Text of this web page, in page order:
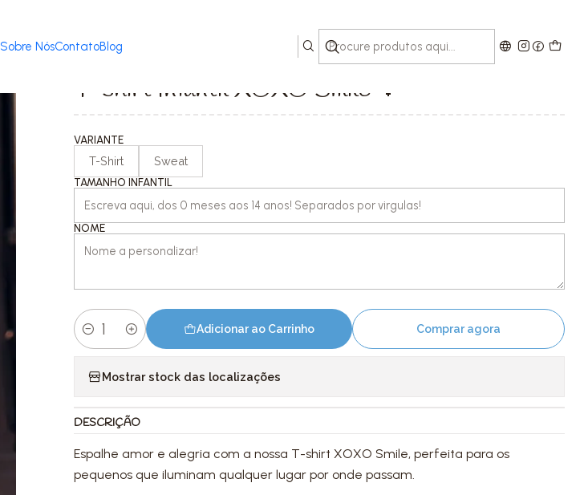
Sobre NósContatoBlog
T-shirt Infantil XOXO Smile 💖
VARIANTE
T-Shirt Sweat
TAMANHO INFANTIL
NOME
Quantidade
Adicionar ao Carrinho Comprar agora
Mostrar stock das localizações
DESCRIÇÃO
Espalhe amor e alegria com a nossa T-shirt XOXO Smile, perfeita para os
pequenos que iluminam qualquer lugar por onde passam.